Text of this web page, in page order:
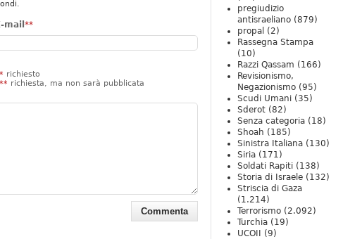
mail **
* richiesto
** richiesta, ma non sarà pubblicata
pregiudizio
antisraeliano (879)
propal (2)
Rassegna Stampa
(10)
Razzi Qassam (166)
Revisionismo,
Negazionismo (95)
Scudi Umani (35)
Sderot (82)
Senza categoria (18)
Shoah (185)
Sinistra Italiana (130)
Siria (171)
Soldati Rapiti (138)
Storia di Israele (132)
Striscia di Gaza
(1.214)
Terrorismo (2.092)
Turchia (19)
UCOII
(9)